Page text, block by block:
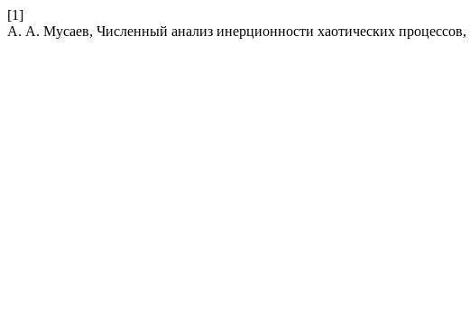
[1]
А. А. Мусаев, Численный анализ инерционности хаотических процессов,